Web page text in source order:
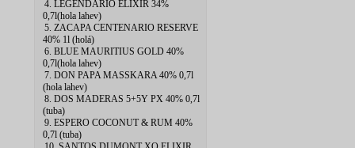
4. LEGENDARIO ELIXIR 34%
0,7l(hola lahev)
5. ZACAPA CENTENARIO RESERVE
40% 1l (holá)
6. BLUE MAURITIUS GOLD 40%
0,7l(hola lahev)
7. DON PAPA MASSKARA 40% 0,7l
(hola lahev)
8. DOS MADERAS 5+5Y PX 40% 0,7l
(tuba)
9. ESPERO COCONUT & RUM 40%
0,7l (tuba)